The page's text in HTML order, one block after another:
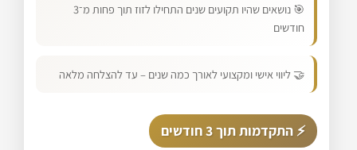
🎯 נושאים שהיו תקועים שנים התחילו לזוז תוך פחות מ־3
חודשים
🤝 ליווי אישי ומקצועי לאורך כמה שנים – עד להצלחה מלאה
⚡ התקדמות תוך 3 חודשים